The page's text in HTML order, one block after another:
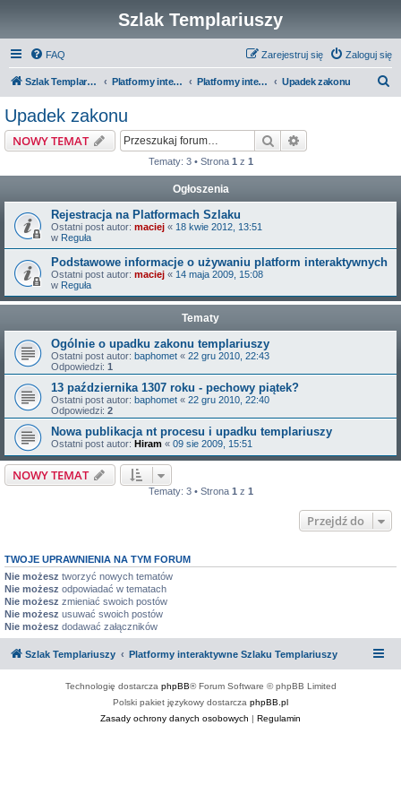
Szlak Templariuszy
FAQ Zaloguj się
Zarejestruj się
Szlak Templariuszy Platformy interaktywne Szlaku Templariuszy Platformy interaktywne - Zakon Templariuszy Upadek zakonu
Upadek zakonu
NOWY TEMAT Szukaj
Tematy: 3 • Strona 1 z 1
Ogłoszenia
Rejestracja na Platformach Szlaku
Ostatni post autor: maciej « 18 kwie 2012, 13:51
w Reguła
Podstawowe informacje o używaniu platform interaktywnych
Ostatni post autor: maciej « 14 maja 2009, 15:08
w Reguła
Tematy
Ogólnie o upadku zakonu templariuszy
Ostatni post autor: baphomet « 22 gru 2010, 22:43
Odpowiedzi: 1
13 października 1307 roku - pechowy piątek?
Ostatni post autor: baphomet « 22 gru 2010, 22:40
Odpowiedzi: 2
Nowa publikacja nt procesu i upadku templariuszy
Ostatni post autor: Hiram « 09 sie 2009, 15:51
NOWY TEMAT
Tematy: 3 • Strona 1 z 1
Przejdź do
TWOJE UPRAWNIENIA NA TYM FORUM
Nie możesz tworzyć nowych tematów
Nie możesz odpowiadać w tematach
Nie możesz zmieniać swoich postów
Nie możesz usuwać swoich postów
Nie możesz dodawać załączników
Szlak Templariuszy Platformy interaktywne Szlaku Templariuszy
Technologię dostarcza phpBB® Forum Software © phpBB Limited
Polski pakiet językowy dostarcza phpBB.pl
Zasady ochrony danych osobowych | Regulamin